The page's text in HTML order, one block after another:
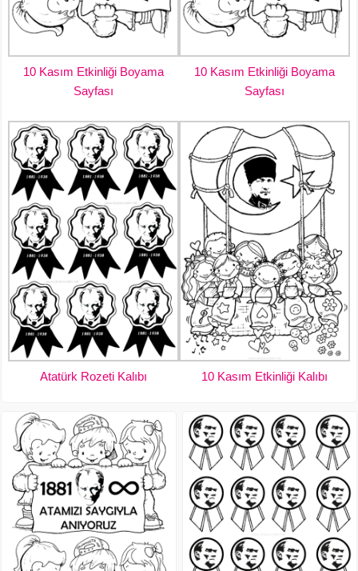
10 Kasım Etkinliği Boyama
Sayfası
10 Kasım Etkinliği Boyama
Sayfası
Atatürk Rozeti Kalıbı 10 Kasım Etkinliği Kalıbı